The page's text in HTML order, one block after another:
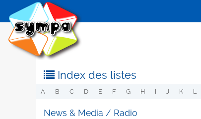
Index des listes
A B C D E F G H I J K L
News & Media / Radio